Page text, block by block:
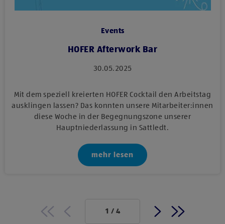
Events
HOFER Afterwork Bar
30.05.2025
Mit dem speziell kreierten HOFER Cocktail den Arbeitstag
ausklingen lassen? Das konnten unsere Mitarbeiter:innen
diese Woche in der Begegnungszone unserer
Hauptniederlassung in Sattledt.
mehr lesen
1 / 4